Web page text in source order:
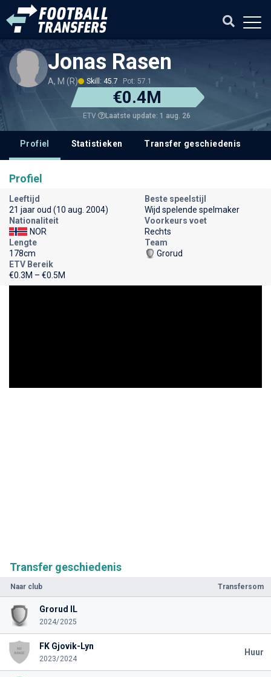
Jonas Rasen
A, M (R) Skill: 45.7 Pot: 57.1
€0.4M
ETV Laatste update: 1 aug. 26
Profiel Statistieken Transfer geschiedenis
Transfer geschiedenis
Naar club Transfersom
Grorud IL
2024/2025
FK Gjovik-Lyn
2023/2024
Huur
Profiel
Leeftijd
21 jaar oud (10 aug. 2004)
Beste speelstijl
Wijd spelende spelmaker
Nationaliteit
NOR
Voorkeurs voet
Rechts
Lengte
178cm
Team
Grorud
ETV Bereik
€0.3M – €0.5M